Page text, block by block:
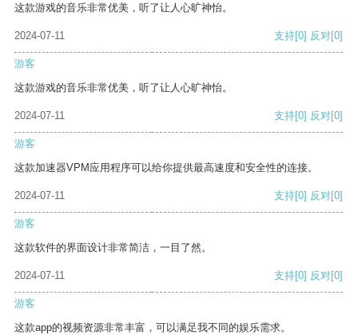
这款游戏的音乐非常优美，听了让人心旷神怡。
2024-07-11 支持[0] 反对[0]
游客
这款游戏的音乐非常优美，听了让人心旷神怡。
2024-07-11 支持[0] 反对[0]
游客
这款加速器VPM应用程序可以给你提供最高速度和安全性的连接。
2024-07-11 支持[0] 反对[0]
游客
这款软件的界面设计非常简洁，一目了然。
2024-07-11 支持[0] 反对[0]
游客
这款app的视频资源非常丰富，可以满足我不同的娱乐需求。